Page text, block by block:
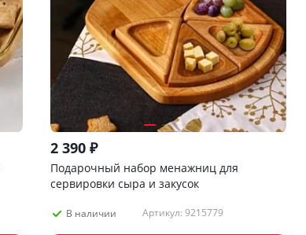
2 390 ₽
Подарочный набор менажниц для
сервировки сыра и закусок
В наличии Артикул: 9215779